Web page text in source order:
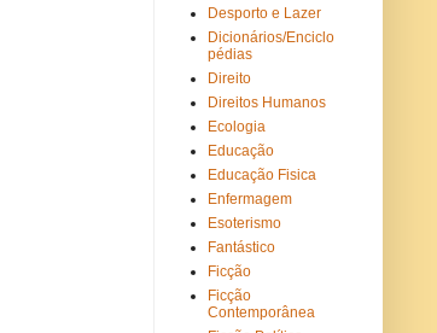
Desporto e Lazer
Dicionários/Enciclo
pédias
Direito
Direitos Humanos
Ecologia
Educação
Educação Fisica
Enfermagem
Esoterismo
Fantástico
Ficção
Ficção
Contemporânea